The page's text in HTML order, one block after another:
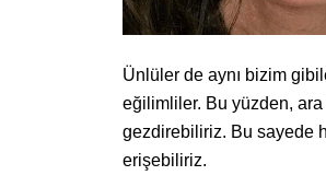
Ünlüler de aynı bizim
eğilimliler. Bu yüzden, ara
gezdirebiliriz. Bu sayede
erişebiliriz.